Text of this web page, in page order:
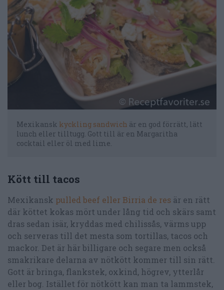
Mexikansk kyckling sandwich är en god förrätt, lätt
lunch eller tilltugg. Gott till är en Margaritha
cocktail eller öl med lime.
Kött till tacos
Mexikansk pulled beef eller Birria de res är en rätt
där köttet kokas mört under lång tid och skärs samt
dras sedan isär, kryddas med chilissås, värms upp
och serveras till det mesta som tortillas, tacos och
mackor. Det är här billigare och segare men också
smakrikare delarna av nötkött kommer till sin rätt.
Gott är bringa, flankstek, oxkind, högrev, ytterlår
eller bog. Istället för nötkött kan man ta lammstek,